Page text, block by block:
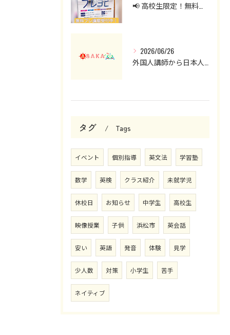
2026/06/26
タグ Tags
イベント 個別指導 英文法 学習塾
数学 英検 クラス紹介 未就学児
休校日 お知らせ 中学生 高校生
映像授業 子供 浜松市 英会話
安い 英語 発音 体験 見学
少人数 対策 小学生 苦手
ネイティブ